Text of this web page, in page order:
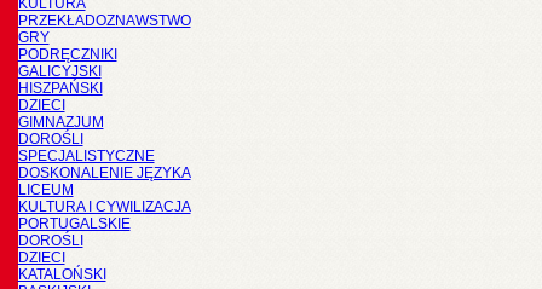
KULTURA
PRZEKŁADOZNAWSTWO
GRY
PODRĘCZNIKI
GALICYJSKI
HISZPAŃSKI
DZIECI
GIMNAZJUM
DOROŚLI
SPECJALISTYCZNE
DOSKONALENIE JĘZYKA
LICEUM
KULTURA I CYWILIZACJA
PORTUGALSKIE
DOROŚLI
DZIECI
KATALOŃSKI